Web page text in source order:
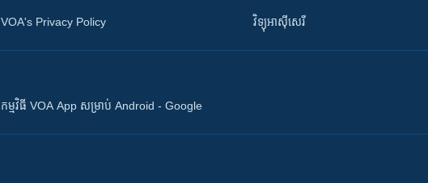
VOA's Privacy Policy វិទ្យុ​អាស៊ី​សេរី
កម្មវិធី​ VOA App សម្រាប់ Android - Google